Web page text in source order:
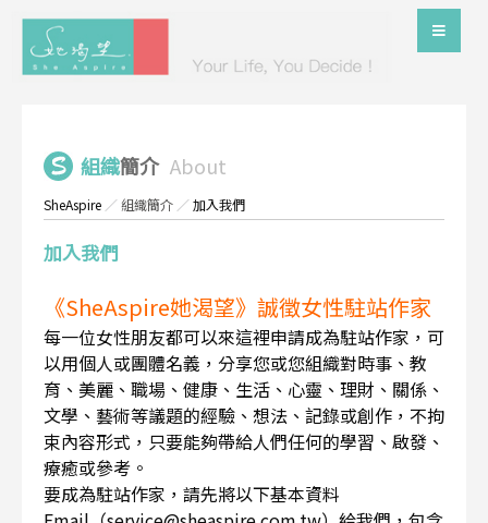
組織簡介 About
SheAspire ／組織簡介 ／加入我們
加入我們
《SheAspire她渴望》誠徵女性駐站作家
每一位女性朋友都可以來這裡申請成為駐站作家，可
以用個人或團體名義，分享您或您組織對時事、教
育、美麗、職場、健康、生活、心靈、理財、關係、
文學、藝術等議題的經驗、想法、記錄或創作，不拘
束內容形式，只要能夠帶給人們任何的學習、啟發、
療癒或參考。
要成為駐站作家，請先將以下基本資料